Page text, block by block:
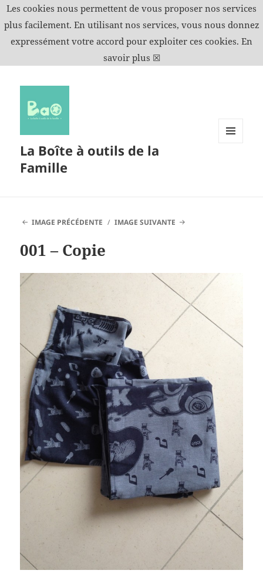
La Boîte à outils de la
Famille
IMAGE PRÉCÉDENTE IMAGE SUIVANTE
001 – Copie
Les cookies nous permettent de vous proposer nos services
plus facilement. En utilisant nos services, vous nous donnez
expressément votre accord pour exploiter ces cookies. En
savoir plus ☒